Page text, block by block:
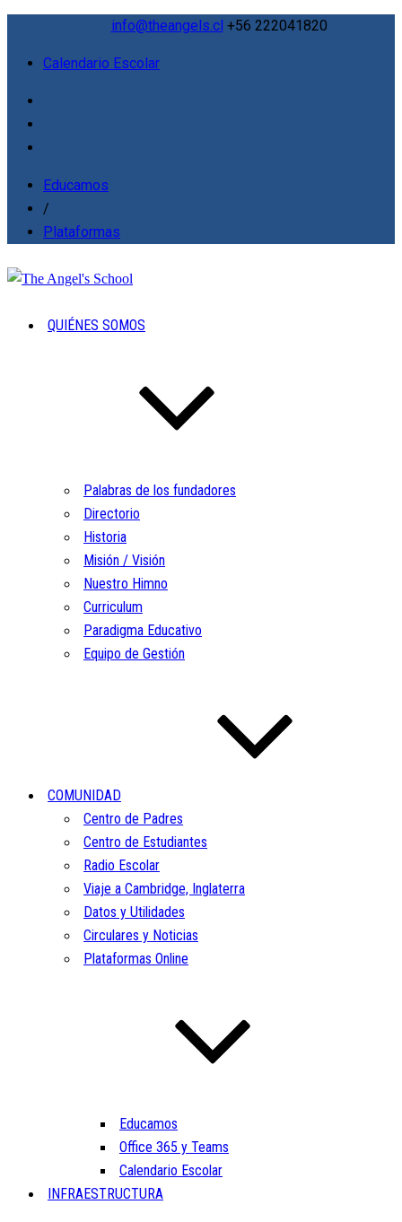
info@theangels.cl +56 222041820
Calendario Escolar
Educamos
/
Plataformas
QUIÉNES SOMOS
Palabras de los fundadores
Directorio
Historia
Misión / Visión
Nuestro Himno
Curriculum
Paradigma Educativo
Equipo de Gestión
COMUNIDAD
Centro de Padres
Centro de Estudiantes
Radio Escolar
Viaje a Cambridge, Inglaterra
Datos y Utilidades
Circulares y Noticias
Plataformas Online
Educamos
Office 365 y Teams
Calendario Escolar
INFRAESTRUCTURA